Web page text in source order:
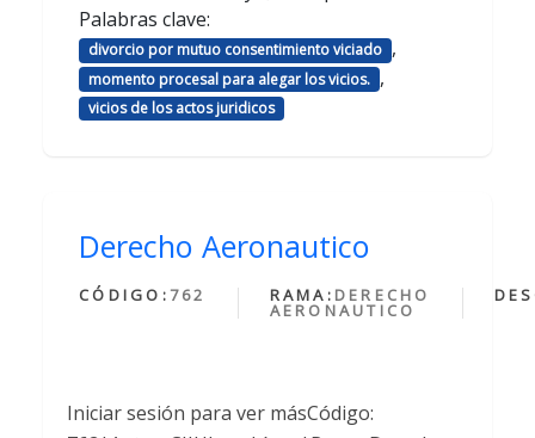
Palabras clave:
divorcio por mutuo consentimiento viciado ,
momento procesal para alegar los vicios. ,
vicios de los actos juridicos
Derecho Aeronautico
CÓDIGO: 762 RAMA: DERECHO
AERONAUTICO
Iniciar sesión para ver másCódigo: